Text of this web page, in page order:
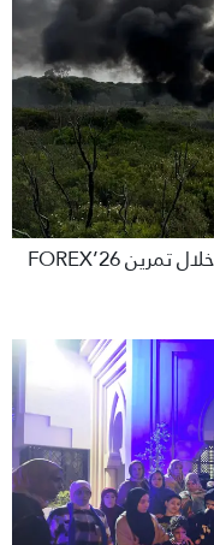
حرائق الغابات.. المغرب يعزز جاهزيته من خلال تمرين FOREX’26